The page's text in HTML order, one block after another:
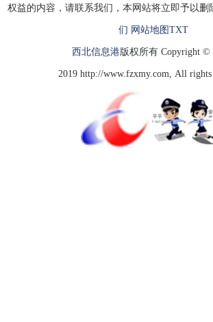
权益的内容，请联系我们，本网站将立即予以删
们 网站地图 TXT
西北信息港版权所有 Copyright ©
2019 http://www.fzxmy.com, All rights